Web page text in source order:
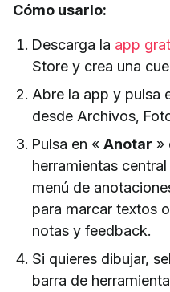
Cómo usarlo:
Descarga la app
Store y crea una
Abre la app y pulsa
desde Archivos,
Pulsa en « Anotar »
herramientas
menú de
para marcar textos o
notas y feedback.
Si quieres dibujar,
barra de